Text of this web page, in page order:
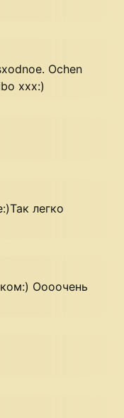
Ochen
xxx:)
легко
Оооочень